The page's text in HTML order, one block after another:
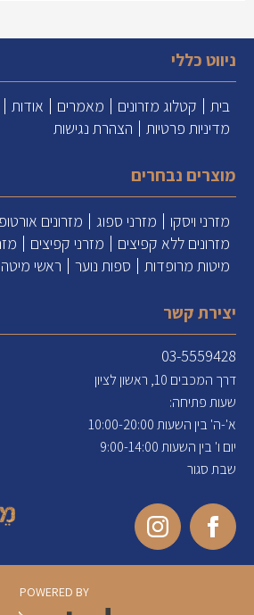
ניווט כללי
בית קטלוג מזרונים מאמרים אודות
מדיניות פרטיות
הצהרת נגישות
מוצרים נבחרים
מזרני ויסקו מזרני ספוג
מזרונים
מזרונים ללא קפיצים
מזרני קפיצים
מיטות מרופדות
ספות נוער ראשי מיטה
יצירת קשר
03-5559428
דרך המכבים 10, ראשון לציון
שעות פתיחה:
א'-ה' בין השעות 10:00-20:00
יום ו' בין השעות 9:00-14:00
שבת סגור
POWERED BY